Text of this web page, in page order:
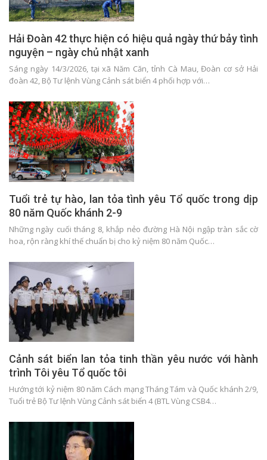
Hải Đoàn 42 thực hiện có hiệu quả ngày thứ bảy tình
nguyện – ngày chủ nhật xanh
Sáng ngày 14/3/2026, tại xã Năm Căn, tỉnh Cà Mau, Đoàn cơ sở Hải
đoàn 42, Bộ Tư lệnh Vùng Cảnh sát biển 4 phối hợp với…
Tuổi trẻ tự hào, lan tỏa tình yêu Tổ quốc trong dịp
80 năm Quốc khánh 2-9
Những ngày cuối tháng 8, khắp nẻo đường Hà Nội ngập tràn sắc cờ
hoa, rộn ràng khí thế chuẩn bị cho kỷ niệm 80 năm Quốc…
Cảnh sát biển lan tỏa tinh thần yêu nước với hành
trình Tôi yêu Tổ quốc tôi
Hướng tới kỷ niệm 80 năm Cách mạng Tháng Tám và Quốc khánh 2/9,
Tuổi trẻ Bộ Tư lệnh Vùng Cảnh sát biển 4 (BTL Vùng CSB4…